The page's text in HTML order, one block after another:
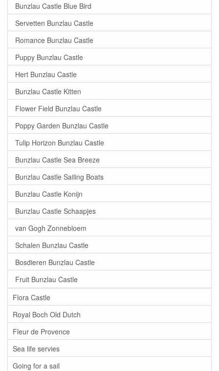
Bunzlau Castle Blue Bird
Servetten Bunzlau Castle
Romance Bunzlau Castle
Puppy Bunzlau Castle
Hert Bunzlau Castle
Bunzlau Castle Kitten
Flower Field Bunzlau Castle
Poppy Garden Bunzlau Castle
Tulip Horizon Bunzlau Castle
Bunzlau Castle Sea Breeze
Bunzlau Castle Sailing Boats
Bunzlau Castle Konijn
Bunzlau Castle Schaapjes
van Gogh Zonnebloem
Schalen Bunzlau Castle
Bosdieren Bunzlau Castle
Fruit Bunzlau Castle
Flora Castle
Royal Boch Old Dutch
Fleur de Provence
Sea life servies
Going for a sail